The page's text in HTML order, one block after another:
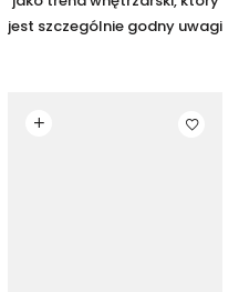
jest szczególnie godny uwagi
Czytaj dalej